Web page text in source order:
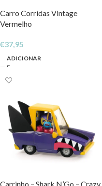
Carro Corridas Vintage
Vermelho
€37,95
ADICIONAR
Carrinho – Shark N’Go – Crazy